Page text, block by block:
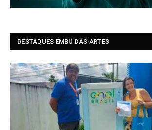
DESTAQUES EMBU DAS ARTES